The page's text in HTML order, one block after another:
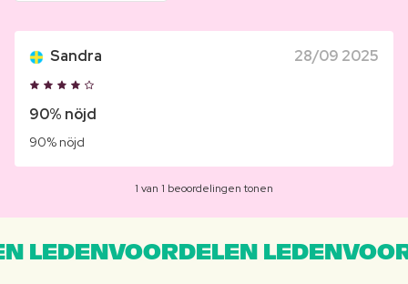
Sandra 28/09 2025
90% nöjd
90% nöjd
1 van 1 beoordelingen tonen
LEDENVOORDELEN